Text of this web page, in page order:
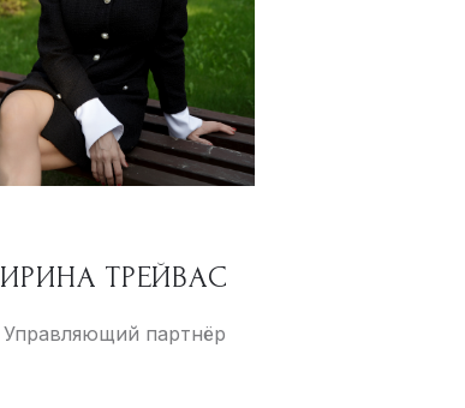
ИРИНА ТРЕЙВАС
Управляющий партнёр